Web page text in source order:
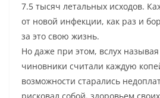
7.5 тысяч летальных исходов.
от новой инфекции, как раз и
за это свою жизнь.
Но даже при этом, вслух
чиновники считали каждую
возможности старались